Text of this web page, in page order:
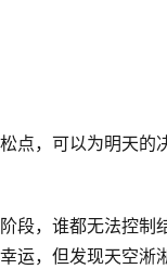
点，可以为明天的
段，谁都无法控
运，但发现天空淅